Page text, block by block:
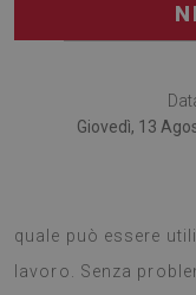
Giovedì, 13
quale può essere
lavoro. Senza